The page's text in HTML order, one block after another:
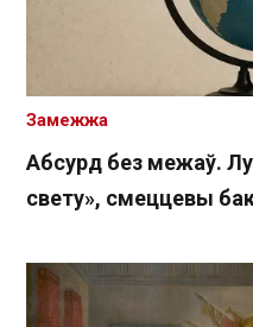
Абсурд без межаў.
свету», смеццевы
Замежжа